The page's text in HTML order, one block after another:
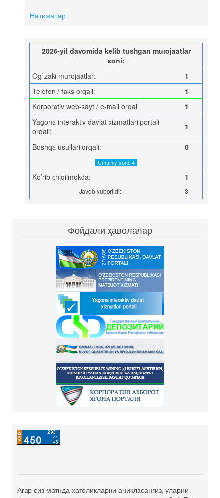
Натижалар
2026-yil davomida kelib tushgan murojaatlar
soni:
Og`zaki murojaatlar:
1
Telefon / faks orqali:
1
Korporativ web-sayt / e-mail orqali
1
Yagona interaktiv davlat xizmatlari portali
orqali:
1
Boshqa usullari orqali: 0
Umumiy soni: 4
Ko’rib chiqilmokda: 1
Javob yuborildi: 3
Фойдали ҳаволалар
Агар сиз матнда хатоликларни аниқласангиз, уларни